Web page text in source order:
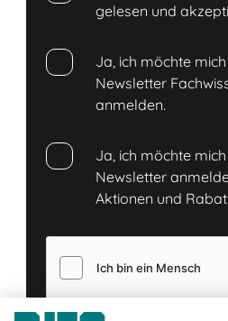
gelesen und
Ja, ich möchte
Newsletter
anmelden.
Ja, ich möchte
Newsletter
Aktionen und